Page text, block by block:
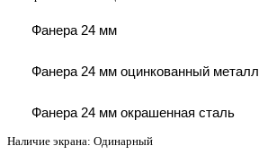
Фанера 24 мм
Фанера 24 мм оцинкованный металл
Фанера 24 мм окрашенная сталь
Наличие экрана: Одинарный